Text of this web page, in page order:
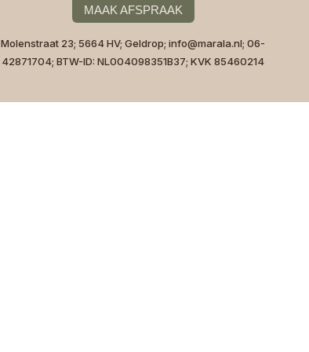
MAAK AFSPRAAK
Molenstraat 23; 5664 HV; Geldrop; info@marala.nl; 06-
42871704; BTW-ID: NL004098351B37; KVK 85460214